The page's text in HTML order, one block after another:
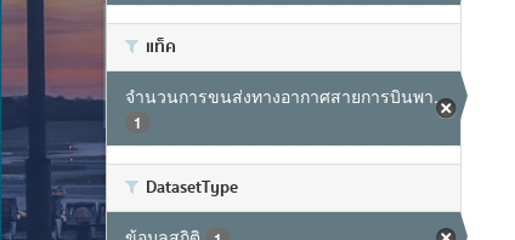
แท็ค
จำนวนการขนส่งทางอากาศสายการบินพา...
1
DatasetType